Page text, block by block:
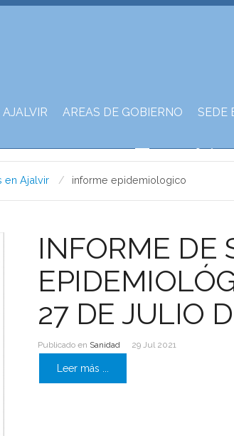
AREAS DE GOBIERNO SEDE
en Ajalvir informe epidemiologico
INFORME DE
27 DE JULIO
Publicado en Sanidad 29 Jul 2021
Leer más ...